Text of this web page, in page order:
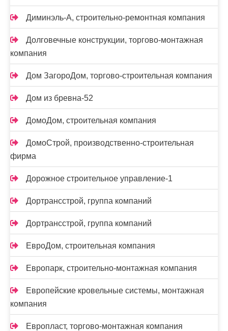
Диминэль-А, строительно-ремонтная компания
Долговечные конструкции, торгово-монтажная
компания
Дом ЗагороДом, торгово-строительная компания
Дом из бревна-52
ДомоДом, строительная компания
ДомоСтрой, производственно-строительная
фирма
Дорожное строительное управление-1
Дортрансстрой, группа компаний
Дортрансстрой, группа компаний
ЕвроДом, строительная компания
Европарк, строительно-монтажная компания
Европейские кровельные системы, монтажная
компания
Европласт, торгово-монтажная компания